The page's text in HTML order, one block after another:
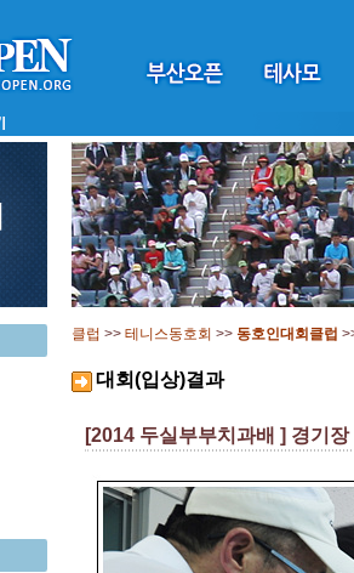
클럽 >> 테니스동호회 >> 동호인대회클럽
대회(입상)결과
[2014 두실부부치과배 ] 경기